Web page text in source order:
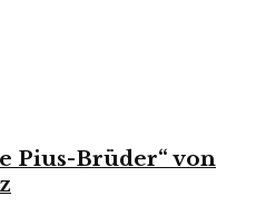
Pius-Brüder“ von